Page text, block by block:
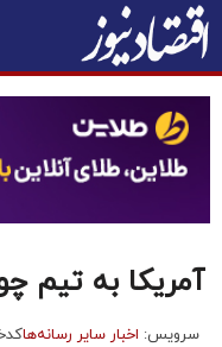
آمریکا به تیم
سرویس: اخبار سایر رسانه‌هاکدخبر: